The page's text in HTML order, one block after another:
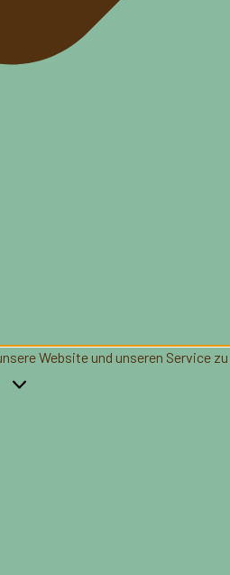
Website und unseren Service